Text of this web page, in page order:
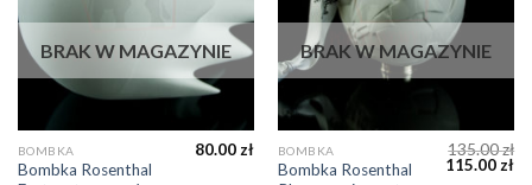
BRAK W MAGAZYNIE
BOMBKA
Bombka Rosenthal
80.00 zł
BRAK W MAGAZYNIE
BOMBKA
Bombka Rosenthal
135.00zł
115.00 zł